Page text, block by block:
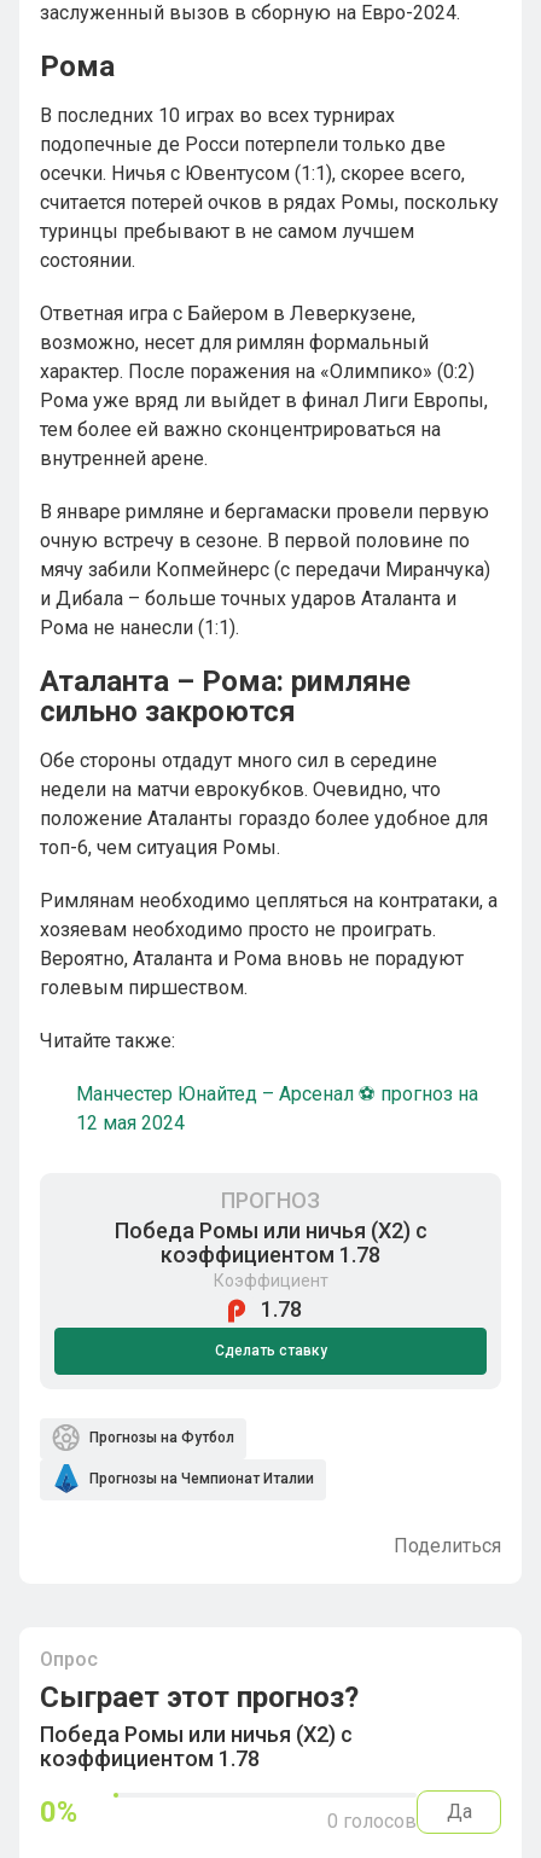
заслуженный вызов в сборную на Евро-2024.
Рома
В последних 10 играх во всех турнирах
подопечные де Росси потерпели только две
осечки. Ничья с Ювентусом (1:1), скорее всего,
считается потерей очков в рядах Ромы, поскольку
туринцы пребывают в не самом лучшем
состоянии.
Ответная игра с Байером в Леверкузене,
возможно, несет для римлян формальный
характер. После поражения на «Олимпико» (0:2)
Рома уже вряд ли выйдет в финал Лиги Европы,
тем более ей важно сконцентрироваться на
внутренней арене.
В январе римляне и бергамаски провели первую
очную встречу в сезоне. В первой половине по
мячу забили Копмейнерс (с передачи Миранчука)
и Дибала – больше точных ударов Аталанта и
Рома не нанесли (1:1).
Аталанта – Рома: римляне
сильно закроются
Обе стороны отдадут много сил в середине
недели на матчи еврокубков. Очевидно, что
положение Аталанты гораздо более удобное для
топ-6, чем ситуация Ромы.
Римлянам необходимо цепляться на контратаки, а
хозяевам необходимо просто не проиграть.
Вероятно, Аталанта и Рома вновь не порадуют
голевым пиршеством.
Читайте также:
Манчестер Юнайтед – Арсенал ⚽ прогноз на
12 мая 2024
ПРОГНОЗ
Победа Ромы или ничья (Х2) с
коэффициентом 1.78
Коэффициент
1.78
Сделать ставку
Прогнозы на Футбол
Прогнозы на Чемпионат Италии
Поделиться
Опрос
Сыграет этот прогноз?
Победа Ромы или ничья (Х2) с
коэффициентом 1.78
0% 0 голосов Да